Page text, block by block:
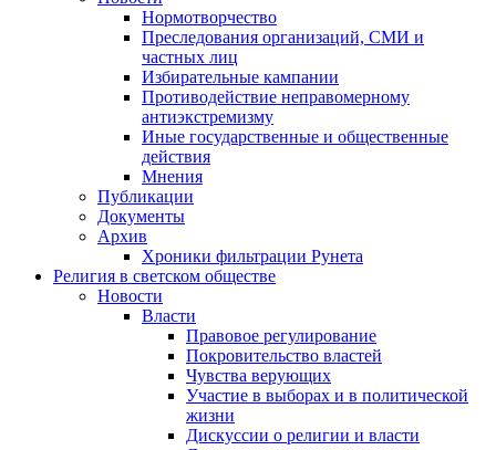
Нормотворчество
Преследования организаций, СМИ и
частных лиц
Избирательные кампании
Противодействие неправомерному
антиэкстремизму
Иные государственные и общественные
действия
Мнения
Публикации
Документы
Архив
Хроники фильтрации Рунета
Религия в светском обществе
Новости
Власти
Правовое регулирование
Покровительство властей
Чувства верующих
Участие в выборах и в политической
жизни
Дискуссии о религии и власти